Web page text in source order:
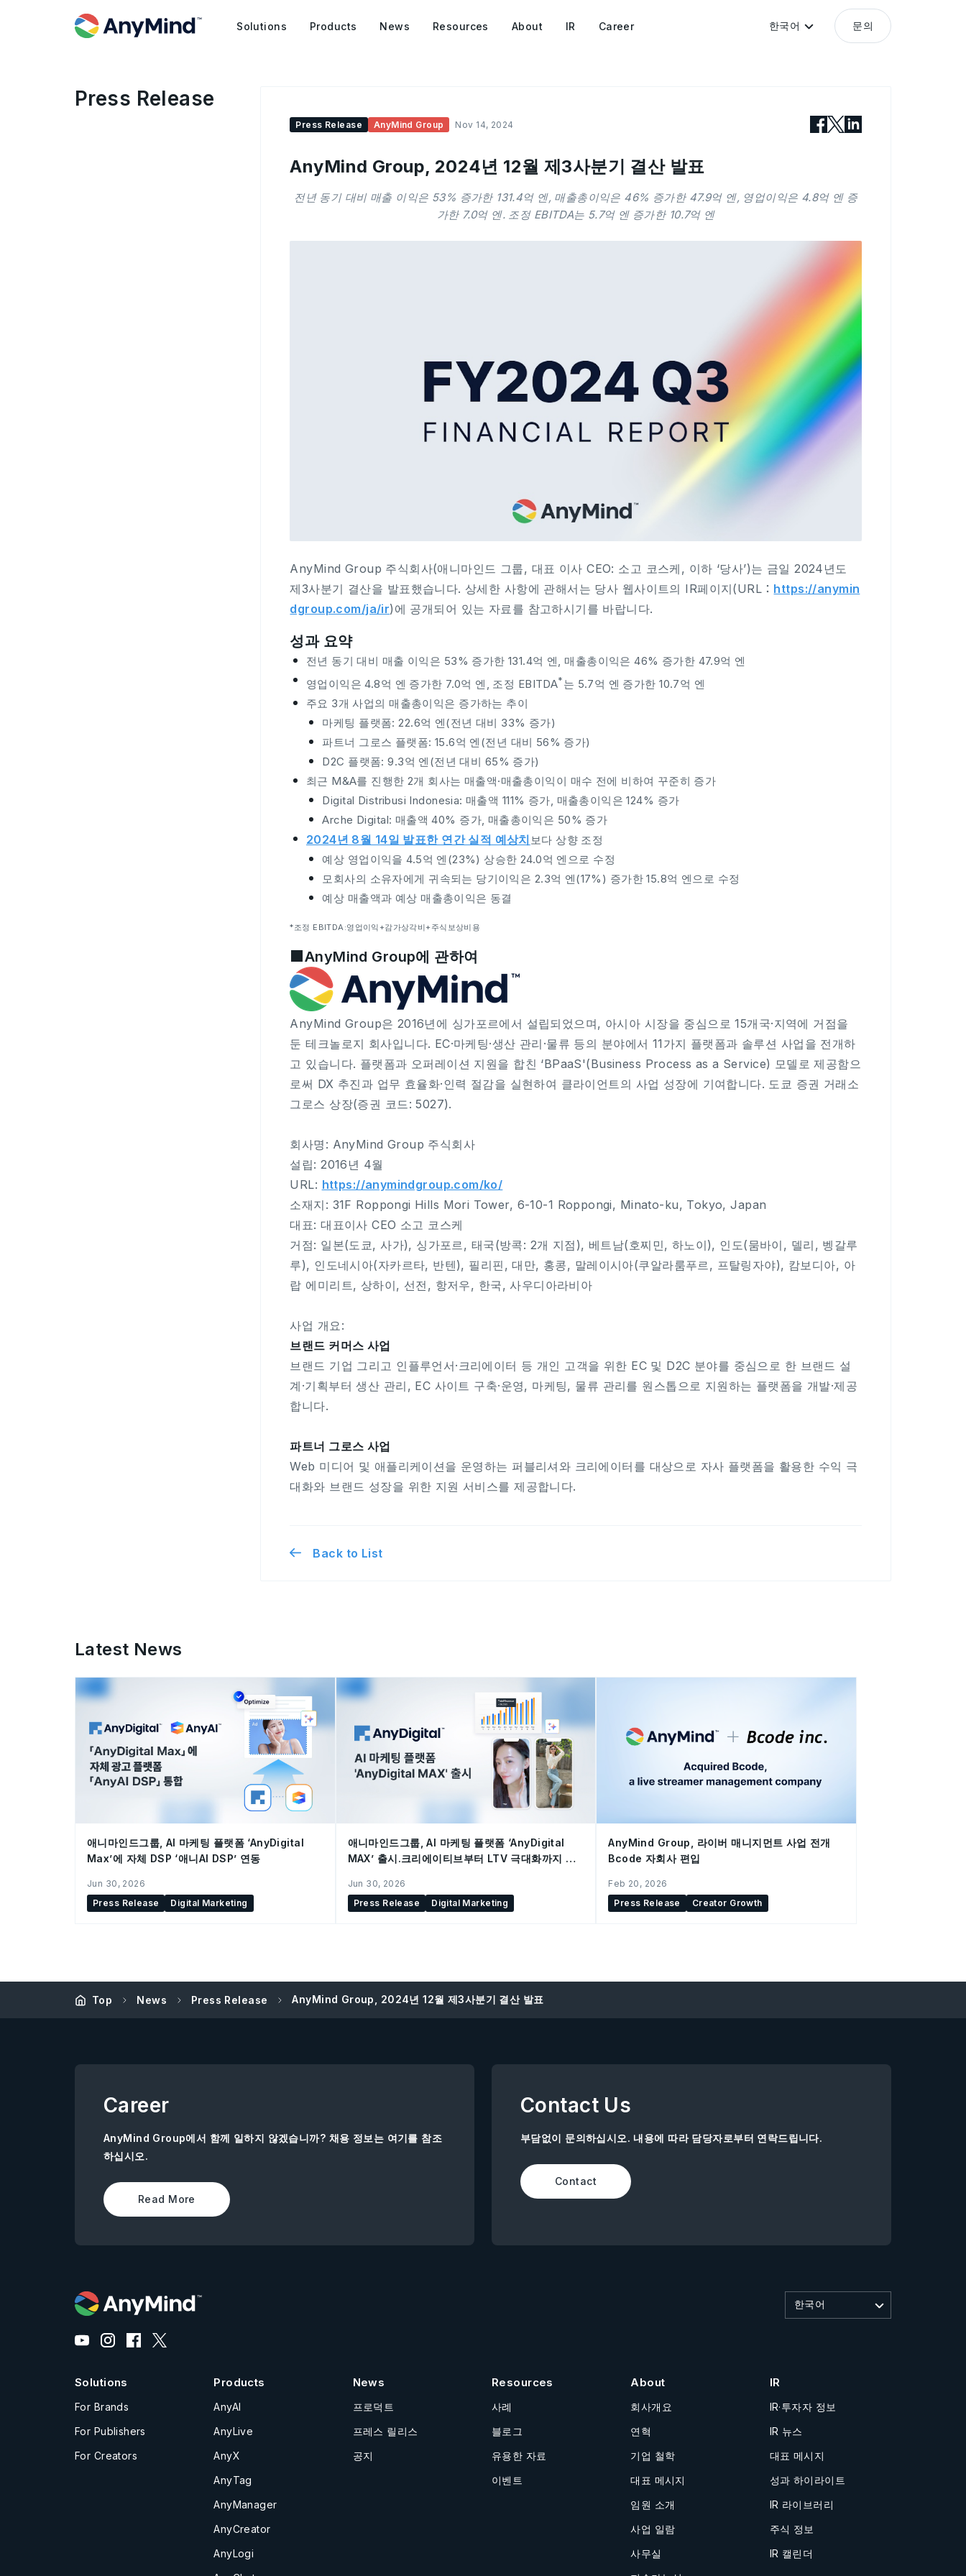
Solutions Products News Resources About IR Career 한국어 문의
Press Release
Press Release AnyMind Group Nov 14, 2024
AnyMind Group, 2024년 12월 제3사분기 결산 발표
전년 동기 대비 매출 이익은 53% 증가한 131.4억 엔, 매출총이익은 46% 증가한 47.9억 엔, 영업이익은 4.8억 엔 증
가한 7.0억 엔. 조정 EBITDA는 5.7억 엔 증가한 10.7억 엔
AnyMind Group 주식회사(애니마인드 그룹, 대표 이사 CEO: 소고 코스케, 이하 ‘당사’)는 금일 2024년도
제3사분기 결산을 발표했습니다. 상세한 사항에 관해서는 당사 웹사이트의 IR페이지(URL： https://anymin
dgroup.com/ja/ir)에 공개되어 있는 자료를 참고하시기를 바랍니다.
성과 요약
전년 동기 대비 매출 이익은 53% 증가한 131.4억 엔, 매출총이익은 46% 증가한 47.9억 엔
영업이익은 4.8억 엔 증가한 7.0억 엔, 조정 EBITDA* 는 5.7억 엔 증가한 10.7억 엔
주요 3개 사업의 매출총이익은 증가하는 추이
마케팅 플랫폼: 22.6억 엔(전년 대비 33% 증가)
파트너 그로스 플랫폼: 15.6억 엔(전년 대비 56% 증가)
D2C 플랫폼: 9.3억 엔(전년 대비 65% 증가)
최근 M&A를 진행한 2개 회사는 매출액·매출총이익이 매수 전에 비하여 꾸준히 증가
Digital Distribusi Indonesia: 매출액 111% 증가, 매출총이익은 124% 증가
Arche Digital: 매출액 40% 증가, 매출총이익은 50% 증가
2024년 8월 14일 발표한 연간 실적 예상치 보다 상향 조정
예상 영업이익을 4.5억 엔(23%) 상승한 24.0억 엔으로 수정
모회사의 소유자에게 귀속되는 당기이익은 2.3억 엔(17%) 증가한 15.8억 엔으로 수정
예상 매출액과 예상 매출총이익은 동결
*조정 EBITDA:영업이익+감가상각비+주식보상비용
■AnyMind Group에 관하여
AnyMind Group은 2016년에 싱가포르에서 설립되었으며, 아시아 시장을 중심으로 15개국·지역에 거점을
둔 테크놀로지 회사입니다. EC·마케팅·생산 관리·물류 등의 분야에서 11가지 플랫폼과 솔루션 사업을 전개하
고 있습니다. 플랫폼과 오퍼레이션 지원을 합친 ‘BPaaS'(Business Process as a Service) 모델로 제공함으
로써 DX 추진과 업무 효율화·인력 절감을 실현하여 클라이언트의 사업 성장에 기여합니다. 도쿄 증권 거래소
그로스 상장(증권 코드: 5027).
회사명: AnyMind Group 주식회사
설립: 2016년 4월
URL: https://anymindgroup.com/ko/
소재지: 31F Roppongi Hills Mori Tower, 6-10-1 Roppongi, Minato-ku, Tokyo, Japan
대표: 대표이사 CEO 소고 코스케
거점: 일본(도쿄, 사가), 싱가포르, 태국(방콕: 2개 지점), 베트남(호찌민, 하노이), 인도(뭄바이, 델리, 벵갈루
루), 인도네시아(자카르타, 반텐), 필리핀, 대만, 홍콩, 말레이시아(쿠알라룸푸르, 프탈링자야), 캄보디아, 아
랍 에미리트, 상하이, 선전, 항저우, 한국, 사우디아라비아
사업 개요:
브랜드 커머스 사업
브랜드 기업 그리고 인플루언서·크리에이터 등 개인 고객을 위한 EC 및 D2C 분야를 중심으로 한 브랜드 설
계·기획부터 생산 관리, EC 사이트 구축·운영, 마케팅, 물류 관리를 원스톱으로 지원하는 플랫폼을 개발·제공
합니다.
파트너 그로스 사업
Web 미디어 및 애플리케이션을 운영하는 퍼블리셔와 크리에이터를 대상으로 자사 플랫폼을 활용한 수익 극
대화와 브랜드 성장을 위한 지원 서비스를 제공합니다.
Back to List
Latest News
애니마인드그룹, AI 마케팅 플랫폼 ‘AnyDigital
Max’에 자체 DSP ‘애니AI DSP’ 연동
Jun 30, 2026
Press Release
Digital Marketing
애니마인드그룹, AI 마케팅 플랫폼 ‘AnyDigital
MAX’ 출시.크리에이티브부터 LTV 극대화까지 통
Jun 30, 2026
Press Release
Digital Marketing
AnyMind Group, 라이버 매니지먼트 사업 전개
Bcode 자회사 편입
Feb 20, 2026
Press Release
Creator Growth
Top News Press Release AnyMind Group, 2024년 12월 제3사분기 결산 발표
Career
AnyMind Group에서 함께 일하지 않겠습니까? 채용 정보는 여기를 참조
하십시오.
Read More
Contact Us
부담없이 문의하십시오. 내용에 따라 담당자로부터 연락드립니다.
Contact
한국어
Solutions
For Brands
For Publishers
For Creators
Products
AnyAI
AnyLive
AnyX
AnyTag
AnyManager
AnyCreator
AnyLogi
News
프로덕트
프레스 릴리스
공지
Resources
사례
블로그
유용한 자료
이벤트
About
회사개요
연혁
기업 철학
대표 메시지
임원 소개
사업 일람
사무실
IR
IR·투자자 정보
IR 뉴스
대표 메시지
성과 하이라이트
IR 라이브러리
주식 정보
IR 캘린더